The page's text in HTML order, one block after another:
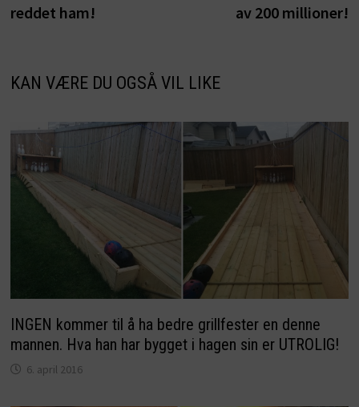
reddet ham!
av 200 millioner!
KAN VÆRE DU OGSÅ VIL LIKE
INGEN kommer til å ha bedre grillfester en denne
mannen. Hva han har bygget i hagen sin er UTROLIG!
6. april 2016